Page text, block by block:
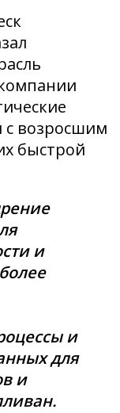
с возросшим
быстрой
и
и
для
и